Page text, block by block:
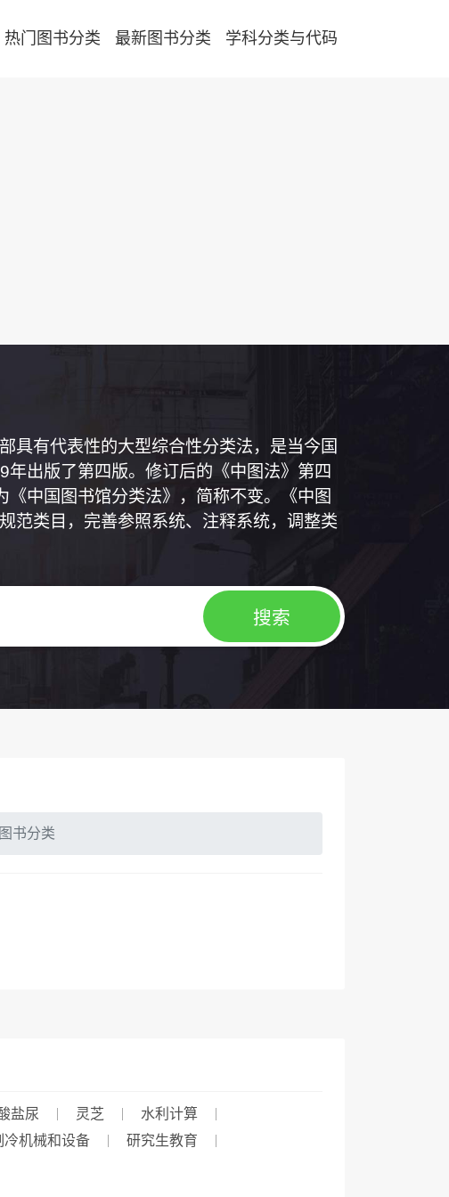
热门图书分类 最新图书分类 学科分类与代码
具有代表性的大型综合性分类法，是当今国
出版了第四版。修订后的《中图法》第四
《中国图书馆分类法》，简称不变。《中图
范类目，完善参照系统、注释系统，调整类
图书分类
盐尿 灵芝
水利计算
冷机械和设备
研究生教育